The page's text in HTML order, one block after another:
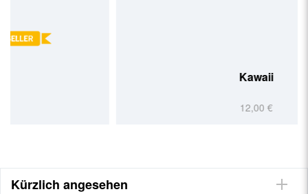
Kürzlich angesehen